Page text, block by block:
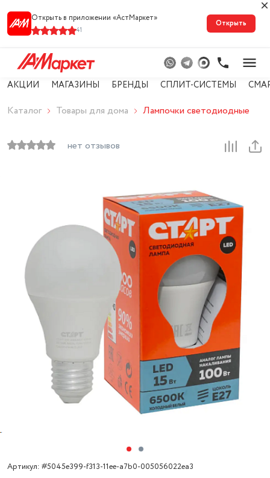
Открыть в приложении «АстМарке‪т‬»
41
Открыть
АКЦИИ МАГАЗИНЫ БРЕНДЫ СПЛИТ-СИСТЕМЫ
Каталог Товары для дома Лампочки светодиодные
нет отзывов
Артикул: #5045e399-f313-11ee-a7b0-005056022ea3